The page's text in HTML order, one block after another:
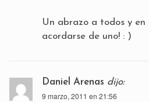
Un abrazo a todos y
acordarse de uno! : )
Daniel Arenas dijo:
9 marzo, 2011 en 21:56